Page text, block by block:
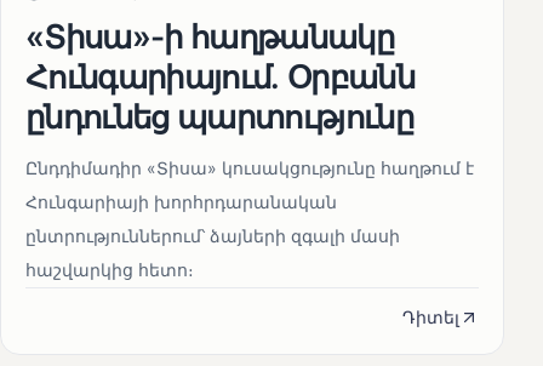
«Տիսա»-ի հաղթանակը
Հունգարիայում․ Օրբանն
ընդունեց պարտությունը
Ընդդիմադիր «Տիսա» կուսակցությունը հաղթում է
Հունգարիայի խորհրդարանական
ընտրություններում՝ ձայների զգալի մասի
հաշվարկից հետո։
Դիտել